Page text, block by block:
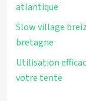
atlantique
Slow village
bretagne
Utilisation
votre tente